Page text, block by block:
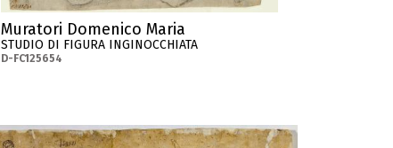
Muratori Domenico Maria
STUDIO DI FIGURA INGINOCCHIATA
D-FC125654